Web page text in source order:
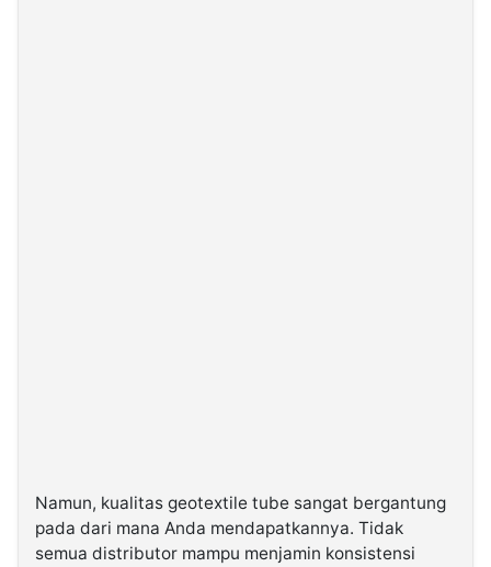
Namun, kualitas geotextile tube sangat bergantung
pada dari mana Anda mendapatkannya. Tidak
semua distributor mampu menjamin konsistensi